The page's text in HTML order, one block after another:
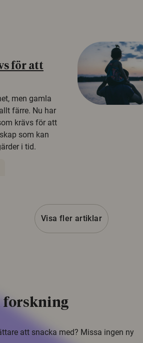
för att
men gamla
färre. Nu har
krävs för att
som kan
i tid.
Visa fler artiklar
forskning
att snacka med? Missa ingen ny